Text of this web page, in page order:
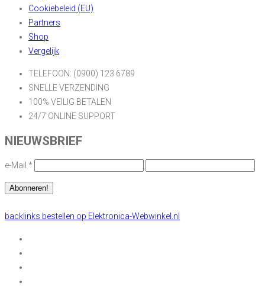
Cookiebeleid (EU)
Partners
Shop
Vergelijk
TELEFOON: (0900) 123 6789
SNELLE VERZENDING
100% VEILIG BETALEN
24/7 ONLINE SUPPORT
NIEUWSBRIEF
e-Mail *
backlinks bestellen op Elektronica-Webwinkel.nl